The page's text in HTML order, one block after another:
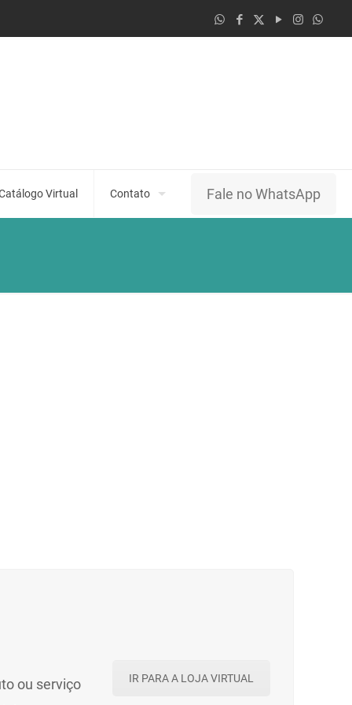
Virtual Contato Fale no WhatsApp
ou serviço
IR PARA A LOJA VIRTUAL